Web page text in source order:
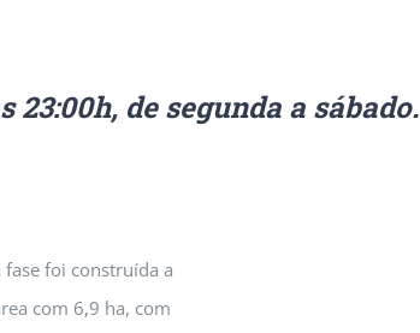
de segunda a sábado.
foi construída a
com 6,9 ha, com